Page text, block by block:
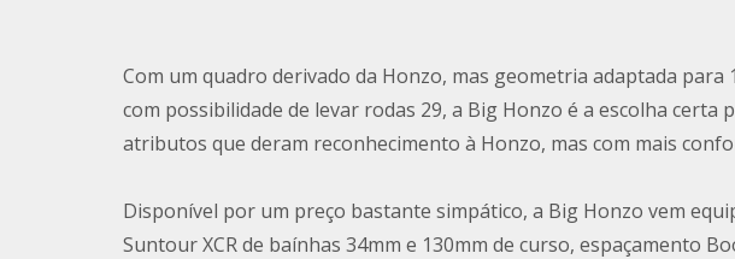
Com um quadro derivado da Honzo, mas geometria adaptada para
com possibilidade de levar rodas 29, a Big Honzo é a escolha certa
atributos que deram reconhecimento à Honzo, mas com mais
Disponível por um preço bastante simpático, a Big Honzo vem
Suntour XCR de baínhas 34mm e 130mm de curso, espaçamento